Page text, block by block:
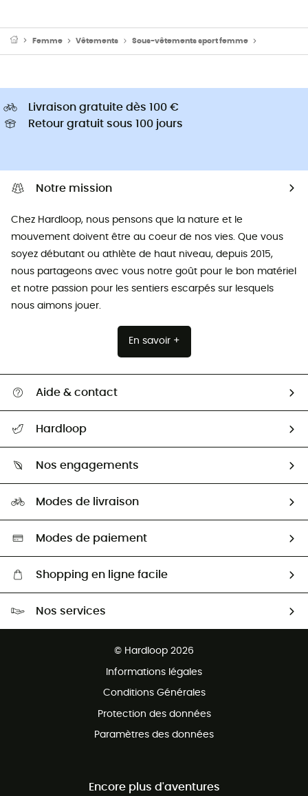
Femme Vêtements Sous-vêtements sport femme
Livraison gratuite dès 100 €
Retour gratuit sous 100 jours
Notre mission
Chez Hardloop, nous pensons que la nature et le
mouvement doivent être au coeur de nos vies. Que vous
soyez débutant ou athlète de haut niveau, depuis 2015,
nous partageons avec vous notre goût pour le bon matériel
et notre passion pour les sentiers escarpés sur lesquels
nous aimons jouer.
En savoir +
Aide & contact
Retour & remboursement
Guide des tailles
Seconde Main
Aide & Contact
Hardloop
HardGuides
Nos engagements
Sélection éco-responsable
Modes de livraison
Modes de paiement
Shopping en ligne facile
Nos services
© Hardloop 2026
Informations légales
Conditions Générales
Protection des données
Paramètres des données
Encore plus d'aventures